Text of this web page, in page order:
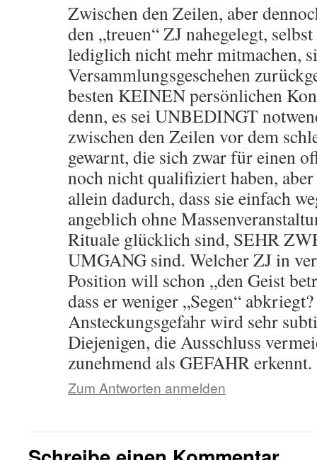
Zwischen den Zeilen, aber
den „treuen“ ZJ nahegelegt,
lediglich nicht mehr mitmachen,
Versammlungsgeschehen
besten KEINEN persönlichen
denn, es sei UNBEDINGT
zwischen den Zeilen vor dem
gewarnt, die sich zwar für einen
noch nicht qualifiziert haben,
allein dadurch, dass sie einfach
angeblich ohne
Rituale glücklich sind, SEHR
UMGANG sind. Welcher ZJ in
Position will schon „den Geist
dass er weniger „Segen“
Ansteckungsgefahr wird sehr
Diejenigen, die Ausschluss
zunehmend als GEFAHR erkennt.
Zum Antworten anmelden